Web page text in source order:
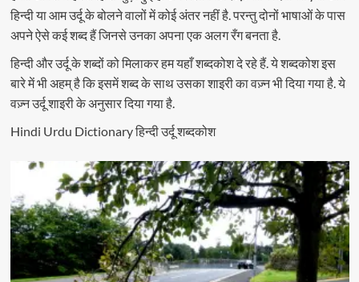
हिन्दी या आम उर्दू के बोलने वालों में कोई अंतर नहीं है. परन्तु दोनों भाषाओं के पास
अपने ऐसे कई शब्द हैं जिनसे उनका अपना एक अलग रँग बनता है.
हिन्दी और उर्दू के शब्दों को मिलाकर हम यहाँ शब्दकोश दे रहे हैं. ये शब्दकोश इस
बारे में भी अहम् है कि इसमें शब्द के साथ उसका शाइरी का वज़्न भी दिया गया है. ये
वज़्न उर्दू शाइरी के अनुसार दिया गया है.
Hindi Urdu Dictionary हिन्दी उर्दू शब्दकोश